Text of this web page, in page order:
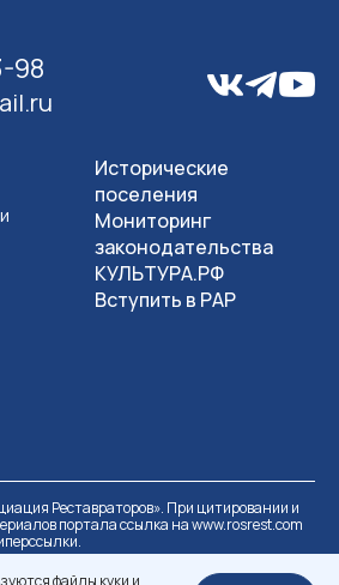
файлы куки и
98
Исторические
поселения
Мониторинг
законодательства
КУЛЬТУРА.РФ
Вступить в РАР
Реставраторов». При цитировании и
портала ссылка на www.rosrest.com
данных
Разработка сайта